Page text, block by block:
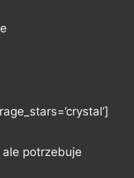
potrzebuje